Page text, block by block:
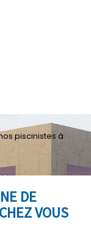
DE
VOUS
piscinistes à